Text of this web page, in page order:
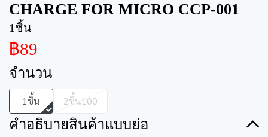
CHARGE FOR MICRO CCP-001
1ชิ้น
฿89
จำนวน
1ชิ้น 2ชิ้น100
คำอธิบายสินค้าแบบย่อ